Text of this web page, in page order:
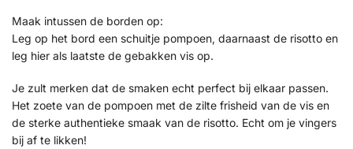
Maak intussen de borden op:
Leg op het bord een schuitje pompoen, daarnaast de risotto en
leg hier als laatste de gebakken vis op.
Je zult merken dat de smaken echt perfect bij elkaar passen.
Het zoete van de pompoen met de zilte frisheid van de vis en
de sterke authentieke smaak van de risotto. Echt om je vingers
bij af te likken!